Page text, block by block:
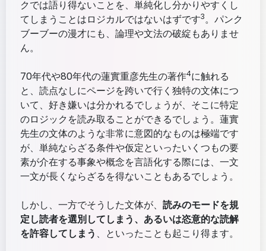
クでは語り得ないことを、単純化し分かりやすくし
てしまうことはロジカルではないはずです3。パンク
ブーブーの漫才にも、論理や文法の破綻もありませ
ん。
70年代や80年代の蓮實重彦先生の著作4に触れる
と、読点なしにページを跨いで行く独特の文体につ
いて、好き嫌いは分かれるでしょうが、そこに特定
のロジックを読み取ることができるでしょう。蓮實
先生の文体のような非常に意図的なものは極端です
が、単純ならざる条件や仮定といったいくつもの要
素が介在する事象や概念を言語化する際には、一文
一文が長くならざるを得ないこともあるでしょう。
しかし、一方でそうした文体が、 読みのモードを規
定し読者を選別してしまう、あるいは恣意的な読解
を許容してしまう 、といったことも起こり得ます。